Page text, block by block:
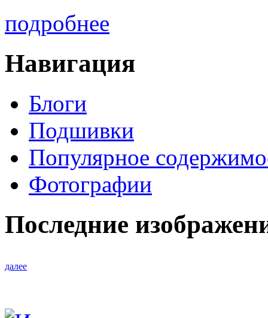
подробнее
Навигация
Блоги
Подшивки
Популярное
Фотографии
Последние
далее